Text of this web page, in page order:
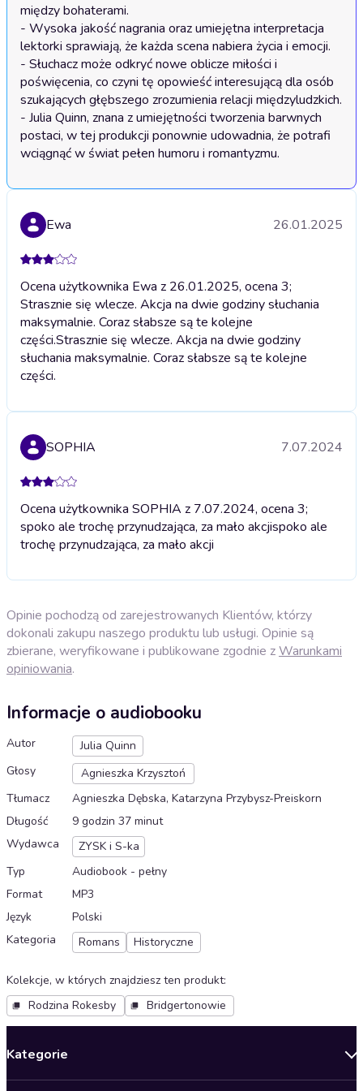
między bohaterami.
- Wysoka jakość nagrania oraz umiejętna interpretacja
lektorki sprawiają, że każda scena nabiera życia i emocji.
- Słuchacz może odkryć nowe oblicze miłości i
poświęcenia, co czyni tę opowieść interesującą dla osób
szukających głębszego zrozumienia relacji międzyludzkich.
- Julia Quinn, znana z umiejętności tworzenia barwnych
postaci, w tej produkcji ponownie udowadnia, że potrafi
wciągnąć w świat pełen humoru i romantyzmu.
Ewa 26.01.2025
Ocena użytkownika Ewa z 26.01.2025, ocena 3;
Strasznie się wlecze. Akcja na dwie godziny słuchania
maksymalnie. Coraz słabsze są te kolejne
części.Strasznie się wlecze. Akcja na dwie godziny
słuchania maksymalnie. Coraz słabsze są te kolejne
części.
SOPHIA 7.07.2024
Ocena użytkownika SOPHIA z 7.07.2024, ocena 3;
spoko ale trochę przynudzająca, za mało akcjispoko ale
trochę przynudzająca, za mało akcji
Opinie pochodzą od zarejestrowanych Klientów, którzy
dokonali zakupu naszego produktu lub usługi. Opinie są
zbierane, weryfikowane i publikowane zgodnie zWarunkami
opiniowania.
Informacje o audiobooku
Autor
Julia Quinn
Głosy
Agnieszka Krzysztoń
Tłumacz
Agnieszka Dębska, Katarzyna Przybysz-Preiskorn
Długość
9 godzin 37 minut
Wydawca
ZYSK i S-ka
Typ
Audiobook - pełny
Format
MP3
Język
Polski
Kategoria
Romans Historyczne
Kolekcje, w których znajdziesz ten produkt:
Rodzina Rokesby
Bridgertonowie
Kategorie